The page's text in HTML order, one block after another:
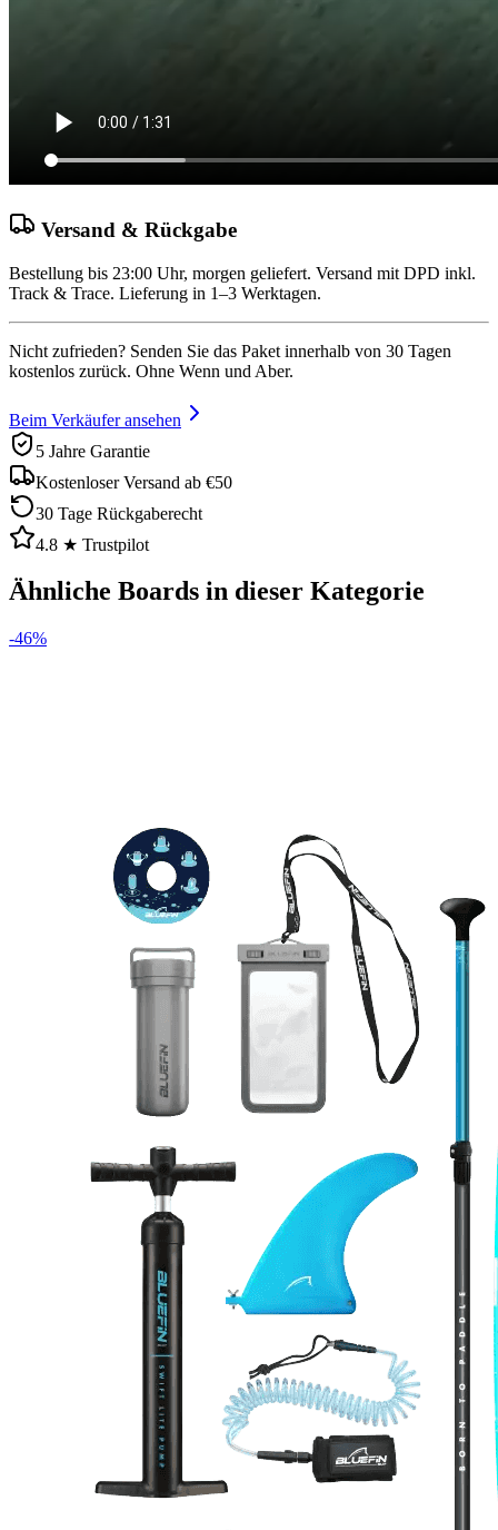
Versand & Rückgabe
Bestellung bis 23:00 Uhr, morgen geliefert. Versand mit DPD inkl.
Track & Trace. Lieferung in 1–3 Werktagen.
Nicht zufrieden? Senden Sie das Paket innerhalb von 30 Tagen
kostenlos zurück. Ohne Wenn und Aber.
Beim Verkäufer ansehen
5 Jahre Garantie
Kostenloser Versand ab €50
30 Tage Rückgaberecht
4.8 ★ Trustpilot
Ähnliche Boards in dieser Kategorie
-46%